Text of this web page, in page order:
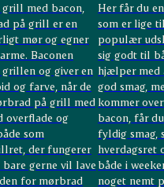
med bacon,
på grill er en
mør og egner
Baconen
og giver en
og farve, når de
på grill med
overflade og
som
der fungerer
bare gerne vil lave
for mørbrad
Her får du
som er lige
populær
sig godt til
hjælper med
god smag,
kommer
bacon, får
fyldig smag,
hverdagsret
både i
noget nemt